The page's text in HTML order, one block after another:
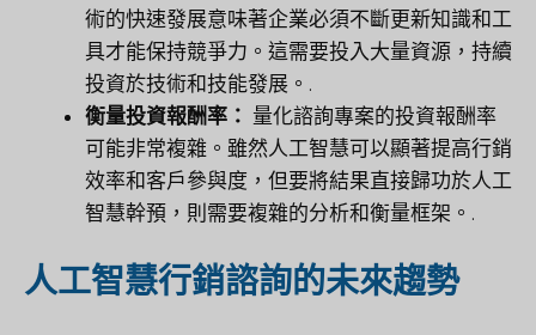
術的快速發展意味著企業必須不斷更新知識和工
具才能保持競爭力。這需要投入大量資源，持續
投資於技術和技能發展。.
衡量投資報酬率： 量化諮詢專案的投資報酬率
可能非常複雜。雖然人工智慧可以顯著提高行銷
效率和客戶參與度，但要將結果直接歸功於人工
智慧幹預，則需要複雜的分析和衡量框架。.
人工智慧行銷諮詢的未來趨勢